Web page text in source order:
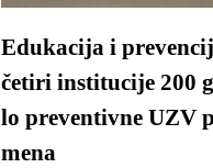
Edukacija i
četiri institucije 200
lo preventivne UZV
mena